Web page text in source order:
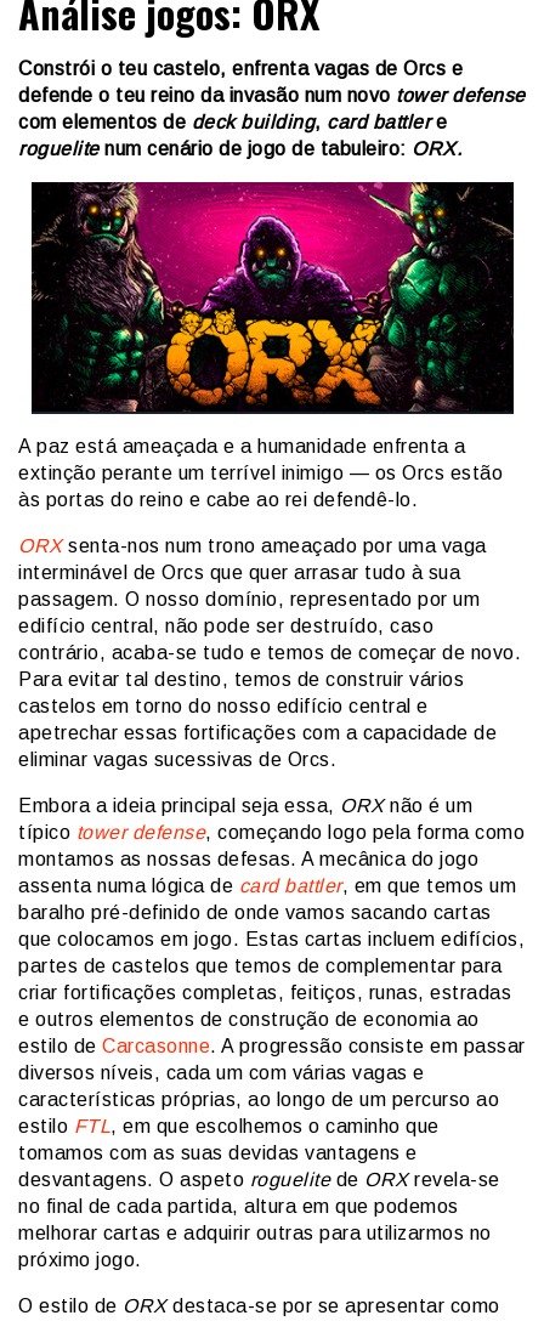
Análise jogos: ORX
Constrói o teu castelo, enfrenta vagas de Orcs e
defende o teu reino da invasão num novo tower defense
com elementos de deck building, card battlere
roguelite num cenário de jogo de tabuleiro: ORX.
A paz está ameaçada e a humanidade enfrenta a
extinção perante um terrível inimigo — os Orcs estão
às portas do reino e cabe ao rei defendê-lo.
ORXsenta-nos num trono ameaçado por uma vaga
interminável de Orcs que quer arrasar tudo à sua
passagem. O nosso domínio, representado por um
edifício central, não pode ser destruído, caso
contrário, acaba-se tudo e temos de começar de novo.
Para evitar tal destino, temos de construir vários
castelos em torno do nosso edifício central e
apetrechar essas fortificações com a capacidade de
eliminar vagas sucessivas de Orcs.
Embora a ideia principal seja essa, ORXnão é um
típico tower defense, começando logo pela forma como
montamos as nossas defesas. A mecânica do jogo
assenta numa lógica de card battler, em que temos um
baralho pré-definido de onde vamos sacando cartas
que colocamos em jogo. Estas cartas incluem edifícios,
partes de castelos que temos de complementar para
criar fortificações completas, feitiços, runas, estradas
e outros elementos de construção de economia ao
estilo de Carcasonne. A progressão consiste em passar
diversos níveis, cada um com várias vagas e
características próprias, ao longo de um percurso ao
estilo FTL, em que escolhemos o caminho que
tomamos com as suas devidas vantagens e
desvantagens. O aspeto roguelitede ORXrevela-se
no final de cada partida, altura em que podemos
melhorar cartas e adquirir outras para utilizarmos no
próximo jogo.
O estilo de ORXdestaca-se por se apresentar como